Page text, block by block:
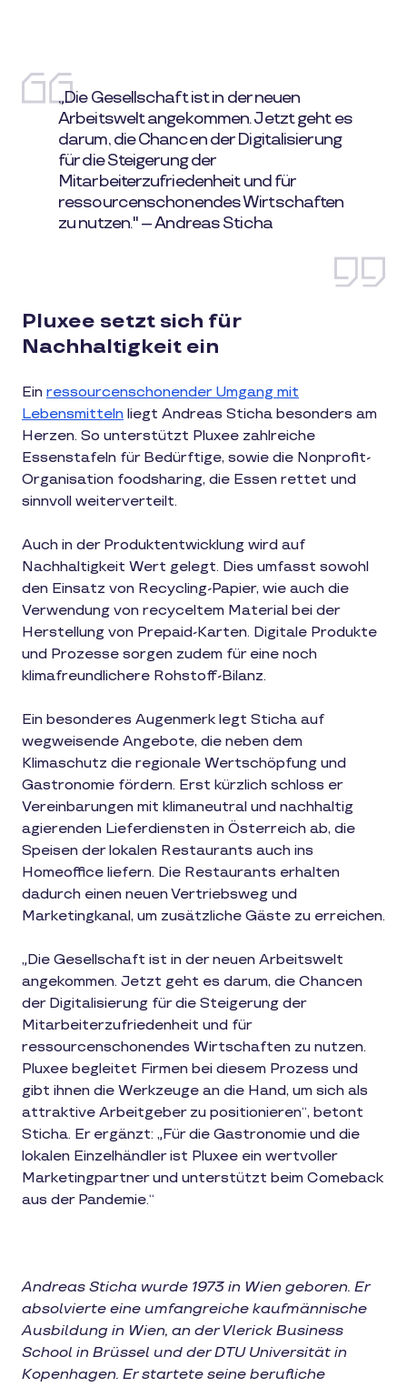
„Die Gesellschaft ist in der neuen
Arbeitswelt angekommen. Jetzt geht es
darum, die Chancen der Digitalisierung
für die Steigerung der
Mitarbeiterzufriedenheit und für
ressourcenschonendes Wirtschaften
zu nutzen." – Andreas Sticha
Pluxee setzt sich für
Nachhaltigkeit ein
Ein ressourcenschonender Umgang mit
Lebensmitteln liegt Andreas Sticha besonders am
Herzen. So unterstützt Pluxee zahlreiche
Essenstafeln für Bedürftige, sowie die Nonprofit-
Organisation foodsharing, die Essen rettet und
sinnvoll weiterverteilt.
Auch in der Produktentwicklung wird auf
Nachhaltigkeit Wert gelegt. Dies umfasst sowohl
den Einsatz von Recycling-Papier, wie auch die
Verwendung von recyceltem Material bei der
Herstellung von Prepaid-Karten. Digitale Produkte
und Prozesse sorgen zudem für eine noch
klimafreundlichere Rohstoff-Bilanz.
Ein besonderes Augenmerk legt Sticha auf
wegweisende Angebote, die neben dem
Klimaschutz die regionale Wertschöpfung und
Gastronomie fördern. Erst kürzlich schloss er
Vereinbarungen mit klimaneutral und nachhaltig
agierenden Lieferdiensten in Österreich ab, die
Speisen der lokalen Restaurants auch ins
Homeoffice liefern. Die Restaurants erhalten
dadurch einen neuen Vertriebsweg und
Marketingkanal, um zusätzliche Gäste zu erreichen.
„Die Gesellschaft ist in der neuen Arbeitswelt
angekommen. Jetzt geht es darum, die Chancen
der Digitalisierung für die Steigerung der
Mitarbeiterzufriedenheit und für
ressourcenschonendes Wirtschaften zu nutzen.
Pluxee begleitet Firmen bei diesem Prozess und
gibt ihnen die Werkzeuge an die Hand, um sich als
attraktive Arbeitgeber zu positionieren“, betont
Sticha. Er ergänzt: „Für die Gastronomie und die
lokalen Einzelhändler ist Pluxee ein wertvoller
Marketingpartner und unterstützt beim Comeback
aus der Pandemie.“
Andreas Sticha wurde 1973 in Wien geboren. Er
absolvierte eine umfangreiche kaufmännische
Ausbildung in Wien, an der Vlerick Business
School in Brüssel und der DTU Universität in
Kopenhagen. Er startete seine berufliche